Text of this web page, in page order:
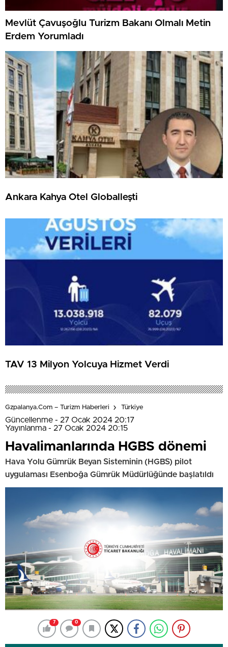
Mevlüt Çavuşoğlu Turizm Bakanı Olmalı Metin
Erdem Yorumladı
Ankara Kahya Otel Globalleşti
TAV 13 Milyon Yolcuya Hizmet Verdi
Gzpalanya.com – Turizm Haberleri Türkiye
Güncellenme - 27 Ocak 2024 20:17
Yayınlanma - 27 Ocak 2024 20:15
Havalimanlarında HGBS dönemi
Hava Yolu Gümrük Beyan Sisteminin (HGBS) pilot
uygulaması Esenboğa Gümrük Müdürlüğünde başlatıldı
7 0